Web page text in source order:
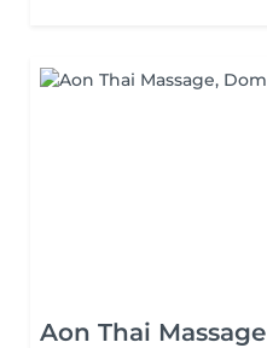
Aon Thai Massage